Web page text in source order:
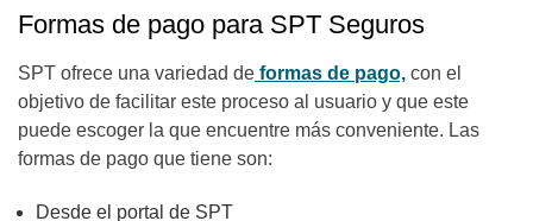
Formas de pago para SPT Seguros
SPT ofrece una variedad de formas de pago, con el
objetivo de facilitar este proceso al usuario y que este
puede escoger la que encuentre más conveniente. Las
formas de pago que tiene son:
Desde el portal de SPT